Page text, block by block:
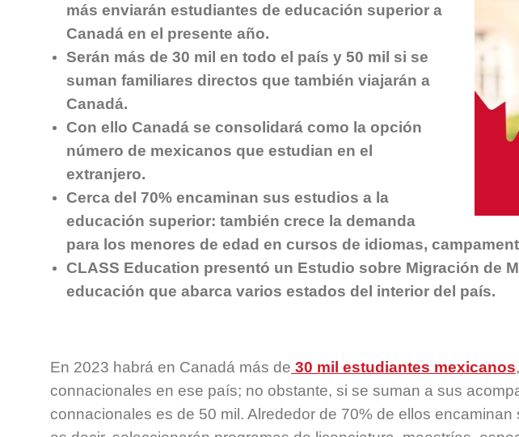
más enviarán estudiantes de educación superior a
Canadá en el presente año.
Serán más de 30 mil en todo el país y 50 mil si se
suman familiares directos que también viajarán a
Canadá.
Con ello Canadá se consolidará como la opción
número de mexicanos que estudian en el
extranjero.
Cerca del 70% encaminan sus estudios a la
educación superior: también crece la demanda
para los menores de edad en cursos de idiomas,
CLASS Education presentó un Estudio sobre Migración de
educación que abarca varios estados del interior del país.
En 2023 habrá en Canadá más de 30 mil estudiantes mexicanos
connacionales en ese país; no obstante, si se suman a sus
connacionales es de 50 mil. Alrededor de 70% de ellos